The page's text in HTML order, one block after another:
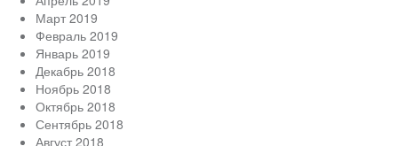
Март 2019
Февраль 2019
Январь 2019
Декабрь 2018
Ноябрь 2018
Октябрь 2018
Сентябрь 2018
Август 2018